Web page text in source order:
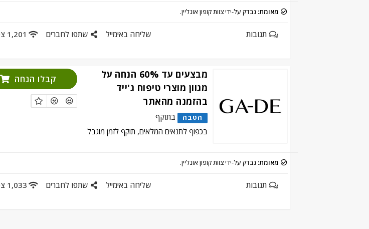
מאומת: נבדק על-ידי צוות קופון אונליין.
1,201 צפיות בהטבה שתפו לחברים שליחה באימייל תגובות
מבצעים עד 60% הנחה על
מגוון מוצרי טיפוח ג'ייד
בהזמנה מהאתר
הטבה
בתוקף
בכפוף לתנאים המלאים, תוקף לזמן מוגבל
קבלו הנחה
מאומת: נבדק על-ידי צוות קופון אונליין.
1,033 צפיות בהטבה שתפו לחברים שליחה באימייל תגובות